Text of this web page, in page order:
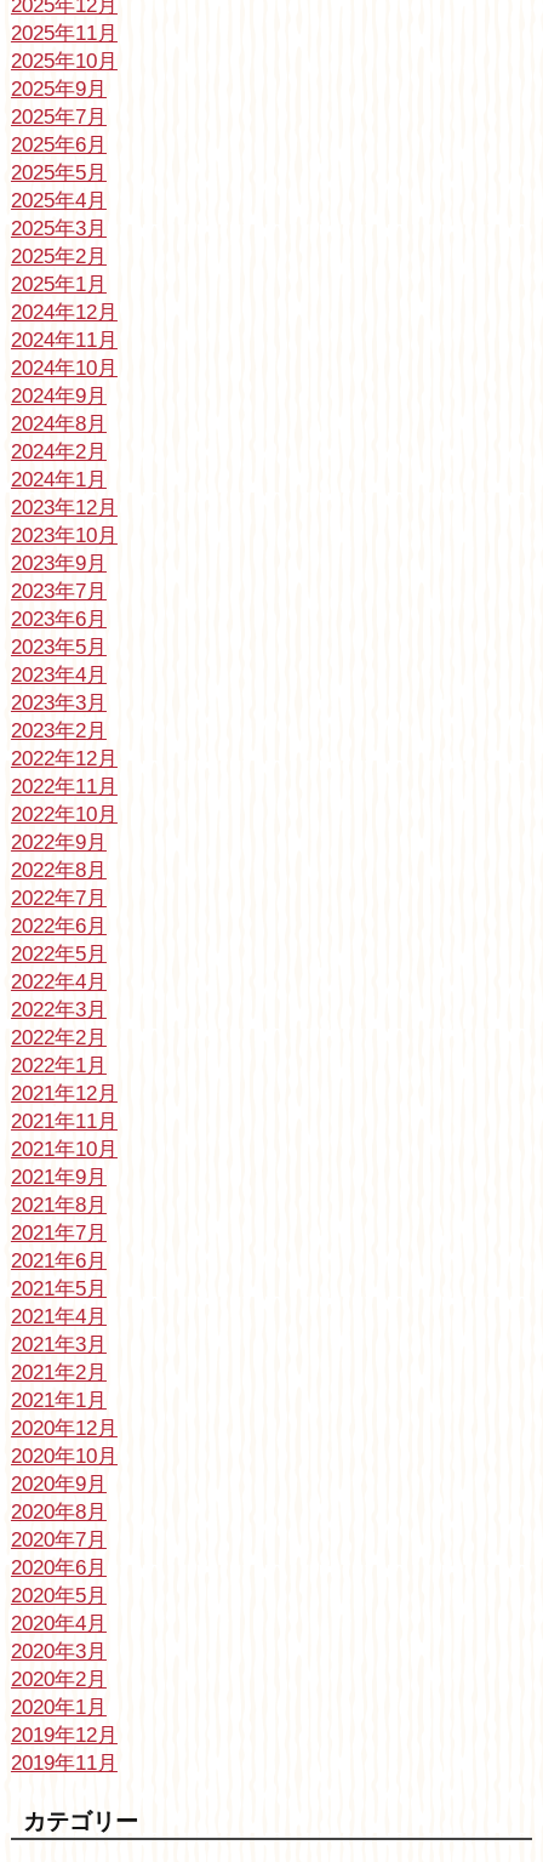
2025年12月
2025年11月
2025年10月
2025年9月
2025年7月
2025年6月
2025年5月
2025年4月
2025年3月
2025年2月
2025年1月
2024年12月
2024年11月
2024年10月
2024年9月
2024年8月
2024年2月
2024年1月
2023年12月
2023年10月
2023年9月
2023年7月
2023年6月
2023年5月
2023年4月
2023年3月
2023年2月
2022年12月
2022年11月
2022年10月
2022年9月
2022年8月
2022年7月
2022年6月
2022年5月
2022年4月
2022年3月
2022年2月
2022年1月
2021年12月
2021年11月
2021年10月
2021年9月
2021年8月
2021年7月
2021年6月
2021年5月
2021年4月
2021年3月
2021年2月
2021年1月
2020年12月
2020年10月
2020年9月
2020年8月
2020年7月
2020年6月
2020年5月
2020年4月
2020年3月
2020年2月
2020年1月
2019年12月
2019年11月
カテゴリー